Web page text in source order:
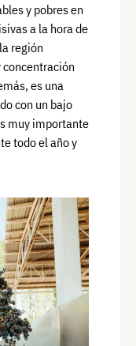
y pobres en
a la hora de
región
es una
con un bajo
muy importante
todo el año y